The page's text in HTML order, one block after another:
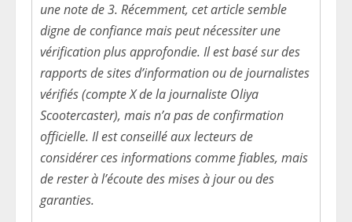
une note de 3. Récemment, cet article semble
digne de confiance mais peut nécessiter une
vérification plus approfondie. Il est basé sur des
rapports de sites d’information ou de journalistes
vérifiés (compte X de la journaliste Oliya
Scootercaster), mais n’a pas de confirmation
officielle. Il est conseillé aux lecteurs de
considérer ces informations comme fiables, mais
de rester à l’écoute des mises à jour ou des
garanties.